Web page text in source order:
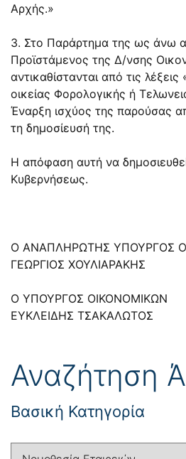
Αρχής.»
3. Στο Παράρτημα της ως άνω
Προϊστάμενος της Δ/νσης
αντικαθίστανται από τις
οικείας Φορολογικής ή
Έναρξη ισχύος της παρούσας
τη δημοσίευσή της.
Η απόφαση αυτή να
Κυβερνήσεως.
Ο ΑΝΑΠΛΗΡΩΤΗΣ ΥΠΟΥΡΓΟΣ
ΓΕΩΡΓΙΟΣ ΧΟΥΛΙΑΡΑΚΗΣ
Ο ΥΠΟΥΡΓΟΣ ΟΙΚΟΝΟΜΙΚΩΝ
ΕΥΚΛΕΙΔΗΣ ΤΣΑΚΑΛΩΤΟΣ
Αναζήτηση
Βασική Κατηγορία